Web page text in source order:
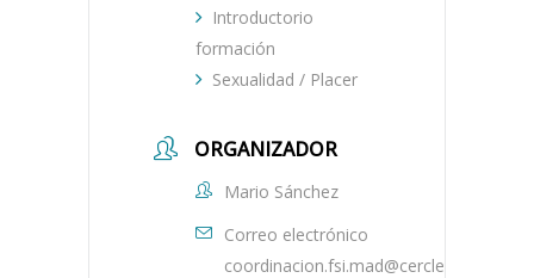
Introductorio
formación
Sexualidad / Placer
ORGANIZADOR
Mario Sánchez
Correo electrónico